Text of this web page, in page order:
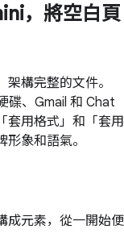
，將空白頁
構完整的文件。
碟、Gmail 和 Chat
套用格式」和「套用
象和語氣。
成元素，從一開始便